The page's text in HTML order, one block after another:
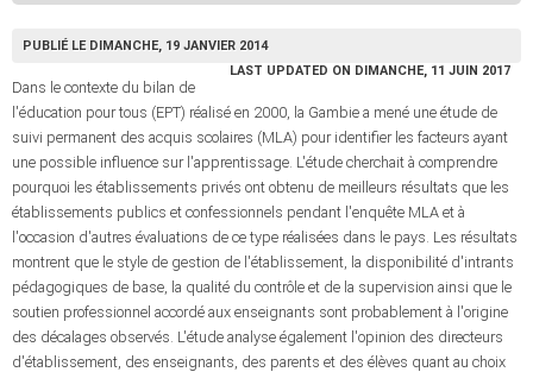
PUBLIÉ LE DIMANCHE, 19 JANVIER 2014
LAST UPDATED ON DIMANCHE, 11 JUIN 2017
Dans le contexte du bilan de
l'éducation pour tous (EPT) réalisé en 2000, la Gambie a mené une étude de
suivi permanent des acquis scolaires (MLA) pour identifier les facteurs ayant
une possible influence sur l'apprentissage. L'étude cherchait à comprendre
pourquoi les établissements privés ont obtenu de meilleurs résultats que les
établissements publics et confessionnels pendant l'enquête MLA et à
l'occasion d'autres évaluations de ce type réalisées dans le pays. Les résultats
montrent que le style de gestion de l'établissement, la disponibilité d'intrants
pédagogiques de base, la qualité du contrôle et de la supervision ainsi que le
soutien professionnel accordé aux enseignants sont probablement à l'origine
des décalages observés. L'étude analyse également l'opinion des directeurs
d'établissement, des enseignants, des parents et des élèves quant au choix